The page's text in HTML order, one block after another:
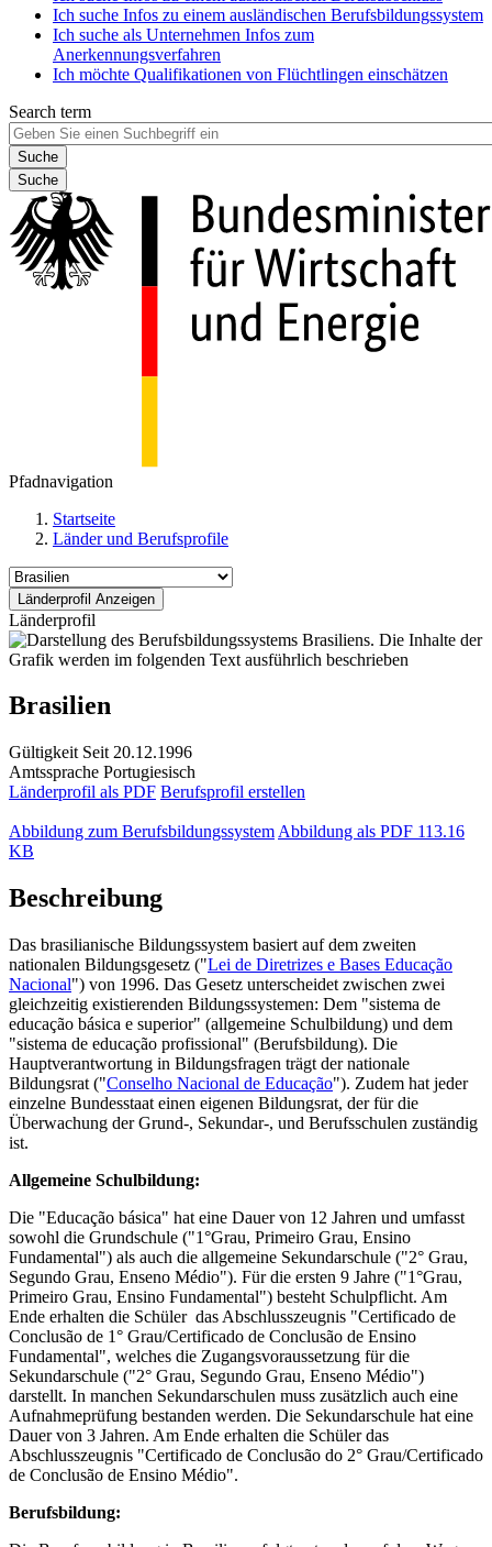
Ich suche Infos zu einem ausländischen Berufsbildungssystem
Ich suche als Unternehmen Infos zum
Anerkennungsverfahren
Ich möchte Qualifikationen von Flüchtlingen einschätzen
Search term
Suche
Pfadnavigation
Startseite
Länder und Berufsprofile
Länderprofil
Brasilien
Gültigkeit Seit 20.12.1996
Amtssprache Portugiesisch
Länderprofil als PDF Berufsprofil erstellen
Abbildung zum Berufsbildungssystem Abbildung als PDF 113.16
KB
Beschreibung
Das brasilianische Bildungssystem basiert auf dem zweiten
nationalen Bildungsgesetz ("Lei de Diretrizes e Bases Educação
Nacional") von 1996. Das Gesetz unterscheidet zwischen zwei
gleichzeitig existierenden Bildungssystemen: Dem "sistema de
educação básica e superior" (allgemeine Schulbildung) und dem
"sistema de educação profissional" (Berufsbildung). Die
Hauptverantwortung in Bildungsfragen trägt der nationale
Bildungsrat ("Conselho Nacional de Educação"). Zudem hat jeder
einzelne Bundesstaat einen eigenen Bildungsrat, der für die
Überwachung der Grund-, Sekundar-, und Berufsschulen zuständig
ist.
Allgemeine Schulbildung:
Die "Educação básica" hat eine Dauer von 12 Jahren und umfasst
sowohl die Grundschule ("1°Grau, Primeiro Grau, Ensino
Fundamental") als auch die allgemeine Sekundarschule ("2° Grau,
Segundo Grau, Enseno Médio"). Für die ersten 9 Jahre ("1°Grau,
Primeiro Grau, Ensino Fundamental") besteht Schulpflicht. Am
Ende erhalten die Schüler das Abschlusszeugnis "Certificado de
Conclusão de 1° Grau/Certificado de Conclusão de Ensino
Fundamental", welches die Zugangsvoraussetzung für die
Sekundarschule ("2° Grau, Segundo Grau, Enseno Médio")
darstellt. In manchen Sekundarschulen muss zusätzlich auch eine
Aufnahmeprüfung bestanden werden. Die Sekundarschule hat eine
Dauer von 3 Jahren. Am Ende erhalten die Schüler das
Abschlusszeugnis "Certificado de Conclusão do 2° Grau/Certificado
de Conclusão de Ensino Médio".
Berufsbildung: